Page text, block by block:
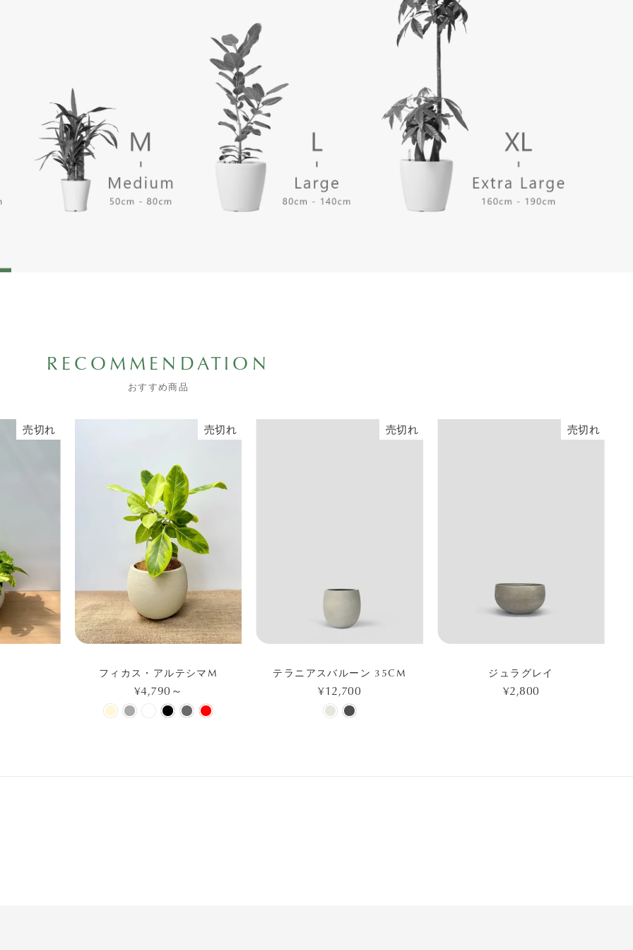
RECOMMENDATION
おすすめ商品
売切れ 売切れ
フィカス・アルテシマM
¥4,790～
売切れ
テラニアスバルーン 35CM
¥12,700
売切れ
ジュラグレイ
¥2,800